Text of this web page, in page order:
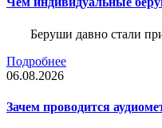
Беруши давно стали
Подробнее
06.08.2026
Зачем проводится